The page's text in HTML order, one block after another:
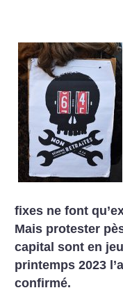
fixes ne font
Mais protester
capital sont en
printemps 2023
confirmé.